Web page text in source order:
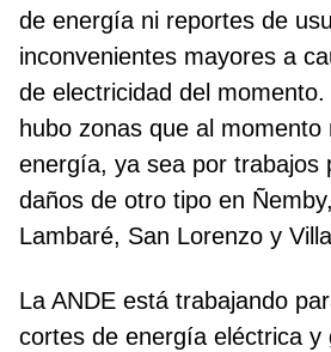
de energía ni reportes de
inconvenientes mayores a
de electricidad del
hubo zonas que al momento
energía, ya sea por trabajos
daños de otro tipo en
Lambaré, San Lorenzo y
La ANDE está trabajando
cortes de energía eléctrica y